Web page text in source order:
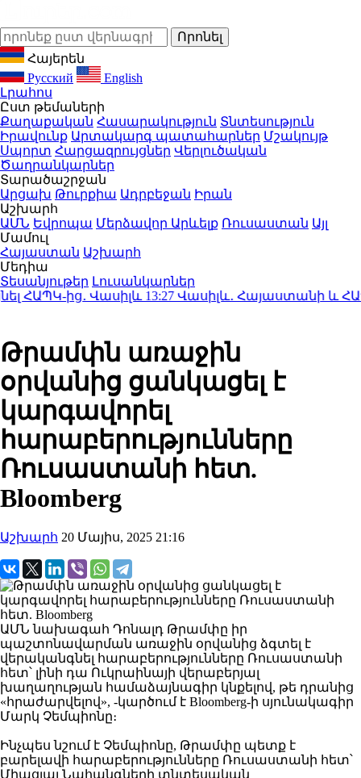
Հայերեն
Русский
English
Լրահոս
Ըստ թեմաների
Քաղաքական Հասարակություն Տնտեսություն
Իրավունք Արտակարգ պատահարներ Մշակույթ
Սպորտ Հարցազրույցներ Վերլուծական
Ծաղրանկարներ
Տարածաշրջան
Արցախ Թուրքիա Ադրբեջան Իրան
Աշխարհ
ԱՄՆ Եվրոպա Մերձավոր Արևելք Ռուսաստան Այլ
Մամուլ
Հայաստան Աշխարհ
Մեդիա
Տեսանյութեր Լուսանկարներ
ից․ Վասիլև13:27Վասիլև․ Հայաստանի և ՀԱՊԿ-
Թրամփն առաջին
օրվանից ցանկացել է
կարգավորել
հարաբերությունները
Ռուսաստանի հետ.
Bloomberg
Աշխարհ 20 Մայիս, 2025 21:16
ԱՄՆ նախագահ Դոնալդ Թրամփը իր
պաշտոնավարման առաջին օրվանից ձգտել է
վերականգնել հարաբերությունները Ռուսաստանի
հետ՝ լինի դա Ուկրաինայի վերաբերյալ
խաղաղության համաձայնագիր կնքելով, թե դրանից
«հրաժարվելով», -կարծում է Bloomberg-ի սյունակագիր
Մարկ Չեմպիոնը։
Ինչպես նշում է Չեմպիոնը, Թրամփը պետք է
բարելավի հարաբերությունները Ռուսաստանի հետ՝
Միացյալ Նահանգների տնտեսական